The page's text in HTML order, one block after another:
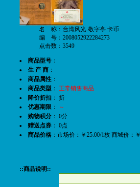
名 称：台湾风光-敬字亭.卡币
编 号：2008052922284273
点击数：3549
商品型号 ：
生 产 商 ：
商品属性 ：
商品类型 ： 正常销售商品
降价折扣 ： 折
优惠期限 ：
～
购物积分 ： 0分
赠送点券 ： 0点
商品价格 ：市场价：￥25.00/1枚 商城价：
::商品说明::